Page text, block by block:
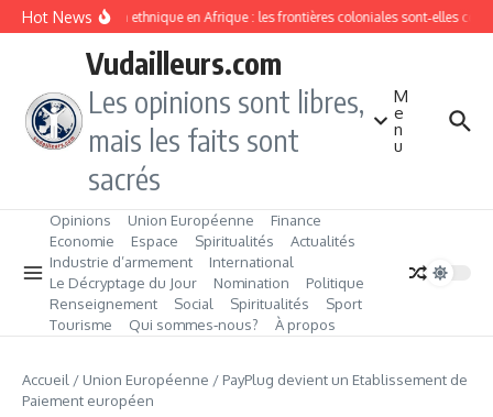
Aller au contenu
Hot NewsDivision ethnique en Afrique : les frontières coloniales sont‑elles
Vudailleurs.com
Les opinions sont libres,
mais les faits sont
sacrés
M
e
n
u
Opinions Union Européenne
Finance
Economie
Espace Spiritualités
Actualités
Industrie d’armement
International
Le Décryptage du Jour
Nomination
Politique
Renseignement
Social Spiritualités
Sport
Tourisme
Qui sommes‑nous? À propos
Accueil / Union Européenne / PayPlug devient un Etablissement de
Paiement européen